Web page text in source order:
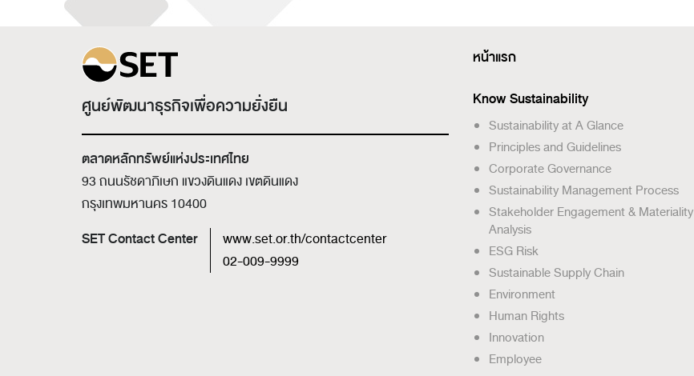
ศูนย์พัฒนาธุรกิจเพื่อความยั่งยืน
ตลาดหลักทรัพย์แห่งประเทศไทย
93 ถนนรัชดาภิเษก แขวงดินแดง เขตดินแดง
กรุงเทพมหานคร 10400
SET Contact Center
www.set.or.th/contactcenter
02-009-9999
หน้าแรก
Know Sustainability
Sustainability at A Glance
Principles and Guidelines
Corporate Governance
Sustainability Management Process
Stakeholder Engagement & Materiality
Analysis
ESG Risk
Sustainable Supply Chain
Environment
Human Rights
Innovation
Employee